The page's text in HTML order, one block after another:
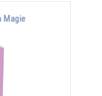
Magie